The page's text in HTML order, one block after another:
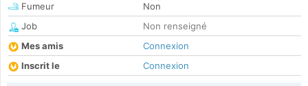
Fumeur
Non
Job
Non renseigné
Mes amis
Connexion
Inscrit le
Connexion